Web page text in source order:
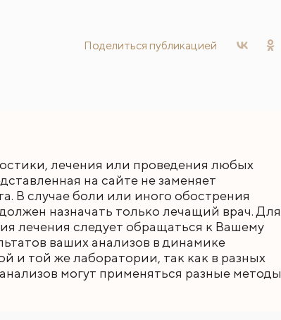
Поделиться публикацией
лечения или проведения любых
на сайте не заменяет
В случае боли или иного обострения
назначать только лечащий врач. Для
лечения следует обращаться к Вашему
ваших анализов в динамике
и той же лаборатории, так как в разных
могут применяться разные методы